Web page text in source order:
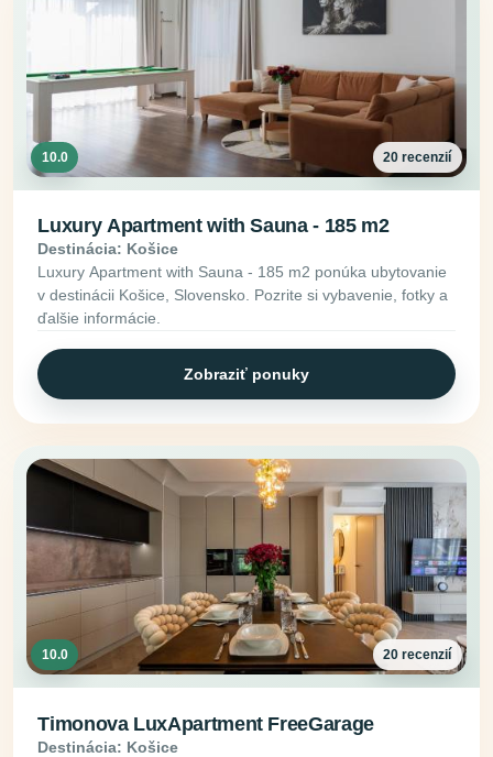
10.0 20 recenzií
Luxury Apartment with Sauna - 185 m2
Destinácia: Košice
Luxury Apartment with Sauna - 185 m2 ponúka ubytovanie
v destinácii Košice, Slovensko. Pozrite si vybavenie, fotky a
ďalšie informácie.
Zobraziť ponuky
10.0 20 recenzií
Timonova LuxApartment FreeGarage
Destinácia: Košice